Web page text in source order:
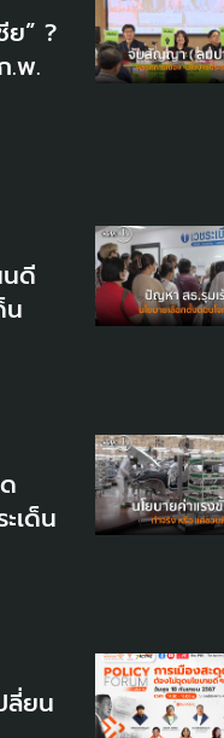
ย” ?
.พ.
นดี
น
เด็น
ลี่ยน